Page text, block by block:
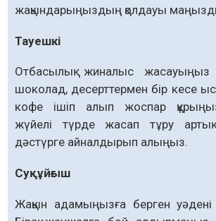
жақындарыңыздың қолдауы
Тауешкі
Отбасылық жиналыс
шоколад, десерттермен бір кесе
кофе ішіп алып жоспар
жүйелі түрде жасап тұру артық
дәстүрге айналдырып алыңыз.
Суқұйғыш
Жақын адамыңызға берген уәдені